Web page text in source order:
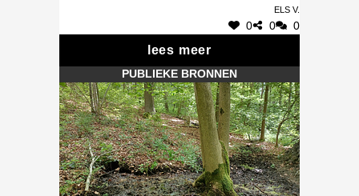
Els V.
0 0 0
lees meer
PUBLIEKE BRONNEN